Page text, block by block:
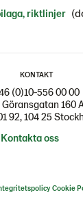
riktlinjer
KONTAKT
(0)10-556 00 00
Göransgatan 160
92, 104 25
Kontakta oss
Cookie